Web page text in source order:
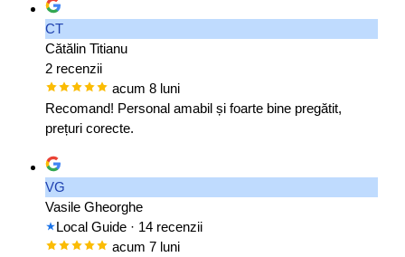
CT
Cătălin Titianu
2 recenzii
acum 8 luni
Recomand! Personal amabil și foarte bine pregătit,
prețuri corecte.
VG
Vasile Gheorghe
Local Guide · 14 recenzii
acum 7 luni